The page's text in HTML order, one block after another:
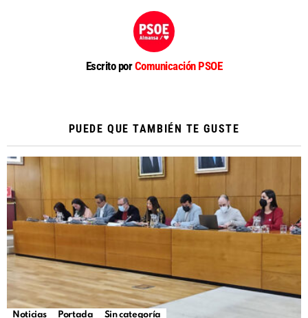
Escrito porComunicación PSOE
PUEDE QUE TAMBIÉN TE GUSTE
Noticias Portada Sin categoría